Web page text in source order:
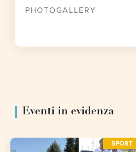
PHOTOGALLERY
Eventi in evidenza
SPORT